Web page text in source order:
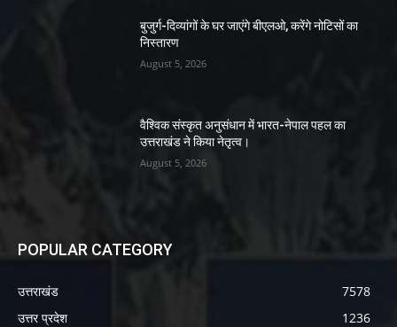
बुजुर्ग-दिव्यांगों के घर जाएंगे बीएलओ, करेंगे नोटिसों का
निस्तारण
August 5, 2026
वैश्विक संस्कृत अनुसंधान में भारत-नेपाल पहल का
उत्तराखंड ने किया नेतृत्व।
August 5, 2026
POPULAR CATEGORY
उत्तराखंड
7578
उत्तर प्रदेश
1236